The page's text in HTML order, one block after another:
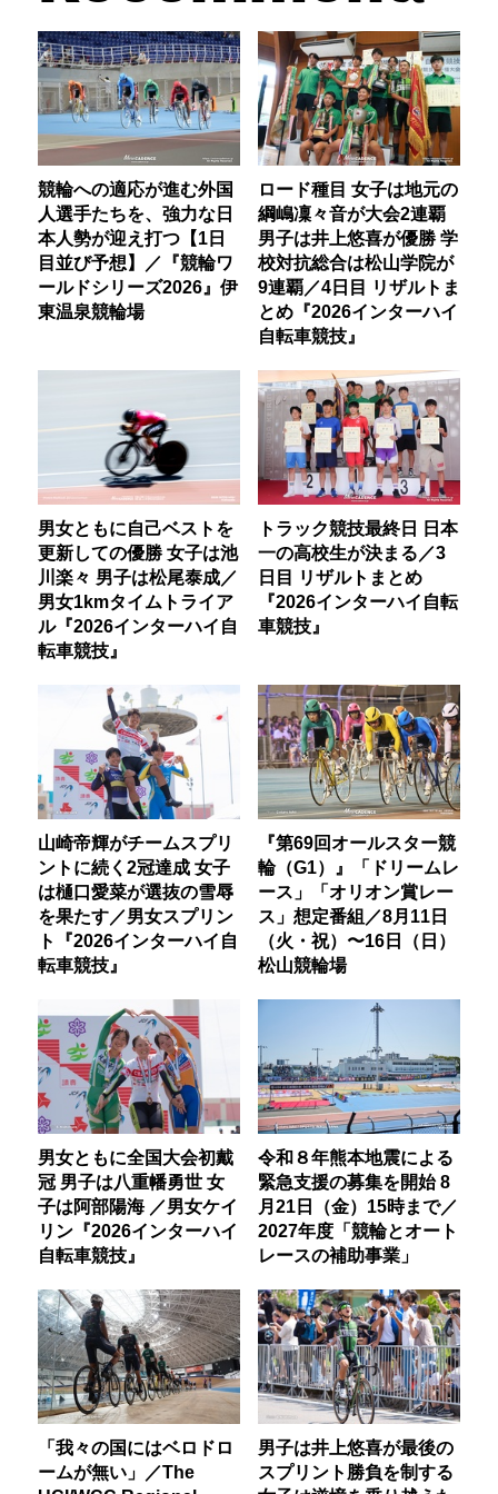
競輪への適応が進む外国
人選手たちを、強力な日
本人勢が迎え打つ【1日
目並び予想】／『競輪ワ
ールドシリーズ2026』伊
東温泉競輪場
ロード種目 女子は地元の
綱嶋凜々音が大会2連覇
男子は井上悠喜が優勝 学
校対抗総合は松山学院が
9連覇／4日目 リザルトま
とめ『2026インターハイ
自転車競技』
男女ともに自己ベストを
更新しての優勝 女子は池
川楽々 男子は松尾泰成／
男女1kmタイムトライア
ル『2026インターハイ自
転車競技』
トラック競技最終日 日本
一の高校生が決まる／3
日目 リザルトまとめ
『2026インターハイ自転
車競技』
山崎帝輝がチームスプリ
ントに続く2冠達成 女子
は樋口愛菜が選抜の雪辱
を果たす／男女スプリン
ト『2026インターハイ自
転車競技』
『第69回オールスター競
輪（G1）』「ドリームレ
ース」「オリオン賞レー
ス」想定番組／8月11日
（火・祝）〜16日（日）
松山競輪場
男女ともに全国大会初戴
冠 男子は八重幡勇世 女
子は阿部陽海 ／男女ケイ
リン『2026インターハイ
自転車競技』
令和８年熊本地震による
緊急支援の募集を開始 8
月21日（金）15時まで／
2027年度「競輪とオート
レースの補助事業」
「我々の国にはベロドロ
ームが無い」／The
男子は井上悠喜が最後の
スプリント勝負を制する